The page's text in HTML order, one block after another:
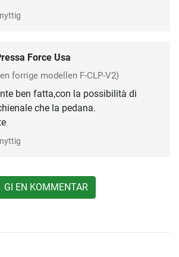
Force Usa
forrige modellen F-CLP-V2)
ben fatta,con la possibilità di
che la pedana.
GI EN KOMMENTAR